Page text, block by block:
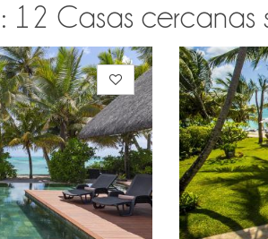
12 Casas cercanas